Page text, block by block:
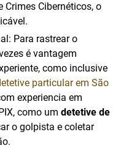
Cibernéticos, o
Para rastrear o
é vantagem
como inclusive
particular em São
experiencia em
como um detetive de
o golpista e coletar